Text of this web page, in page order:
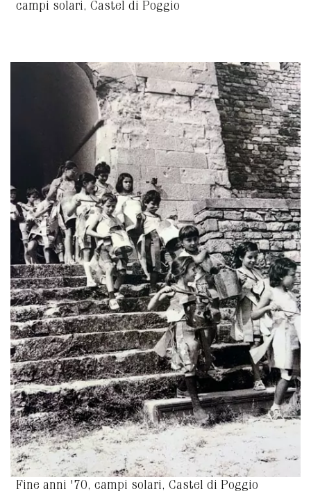
campi solari, Castel di Poggio
Fine anni '70, campi solari, Castel di Poggio